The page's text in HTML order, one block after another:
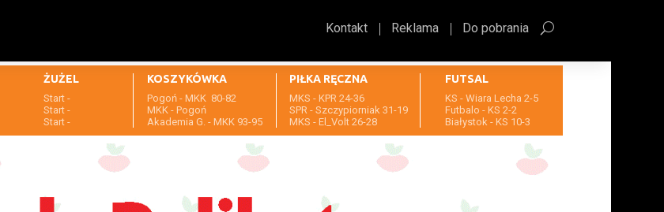
Kontakt Reklama Do pobrania
ŻUŻEL
Start -
Start -
Start -
KOSZYKÓWKA
Pogoń - MKK 80-82
MKK - Pogoń
Akademia G. - MKK 93-95
PIŁKA RĘCZNA
MKS - KPR 24-36
SPR - Szczypiorniak 31-19
MKS - El_Volt 26-28
FUTSAL
KS - Wiara Lecha 2-5
Futbalo - KS 2-2
Białystok - KS 10-3